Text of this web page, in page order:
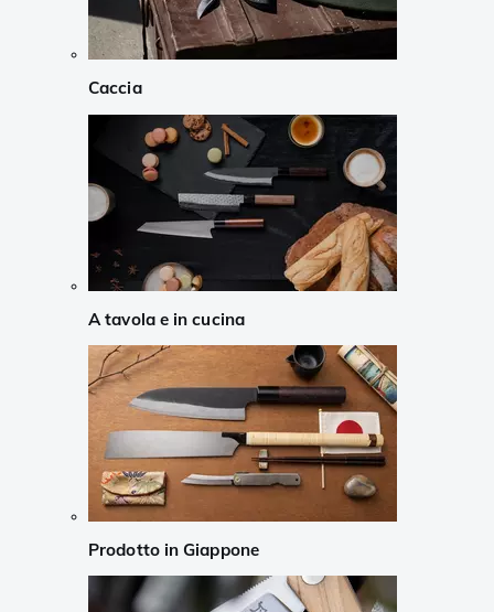
Caccia
A tavola e in cucina
Prodotto in Giappone